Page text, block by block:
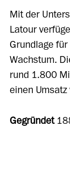
Mit der
Latour
Grundlage
Wachstum.
rund 1.800
einen
Gegründet